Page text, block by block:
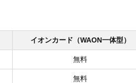
イオンカード（WAON一体型）
無料
無料